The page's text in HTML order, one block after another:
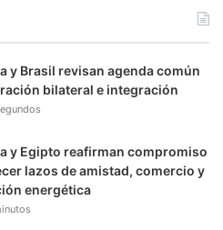
b
e
g
r
m
r
a
k
y Brasil revisan agenda común
bilateral e integración
y Egipto reafirman compromiso
lazos de amistad, comercio y
energética